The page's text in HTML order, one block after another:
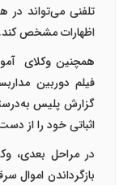
تلفنی می‌تواند
اظهارات مشخص کند.
همچنین وکلای
فیلم دوربین
گزارش پلیس
اثباتی خود را از
در مراحل بعدی،
بازگرداندن اموال